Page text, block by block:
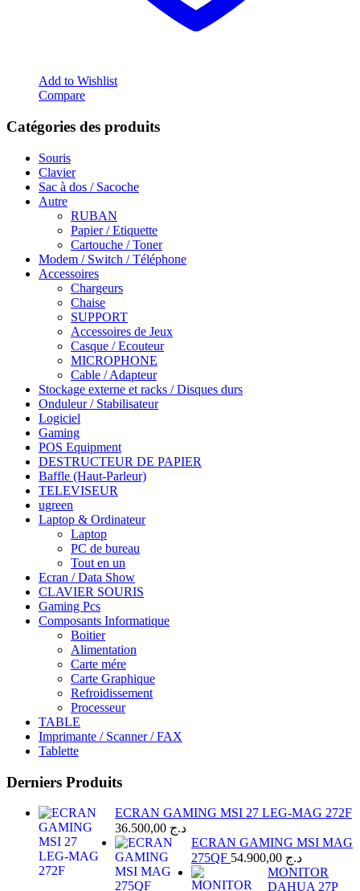
Add to Wishlist
Compare
Catégories des produits
Souris
Clavier
Sac à dos / Sacoche
Autre
RUBAN
Papier / Etiquette
Cartouche / Toner
Modem / Switch / Téléphone
Accessoires
Chargeurs
Chaise
SUPPORT
Accessoires de Jeux
Casque / Ecouteur
MICROPHONE
Cable / Adapteur
Stockage externe et racks / Disques durs
Onduleur / Stabilisateur
Logiciel
Gaming
POS Equipment
DESTRUCTEUR DE PAPIER
Baffle (Haut-Parleur)
TELEVISEUR
ugreen
Laptop & Ordinateur
Laptop
PC de bureau
Tout en un
Ecran / Data Show
CLAVIER SOURIS
Gaming Pcs
Composants Informatique
Boitier
Alimentation
Carte mére
Carte Graphique
Refroidissement
Processeur
TABLE
Imprimante / Scanner / FAX
Tablette
Derniers Produits
ECRAN GAMING MSI 27 LEG-MAG 272F
د.ج
ECRAN GAMING MSI MAG
275QF
د.ج
MONITOR
DAHUA 27P